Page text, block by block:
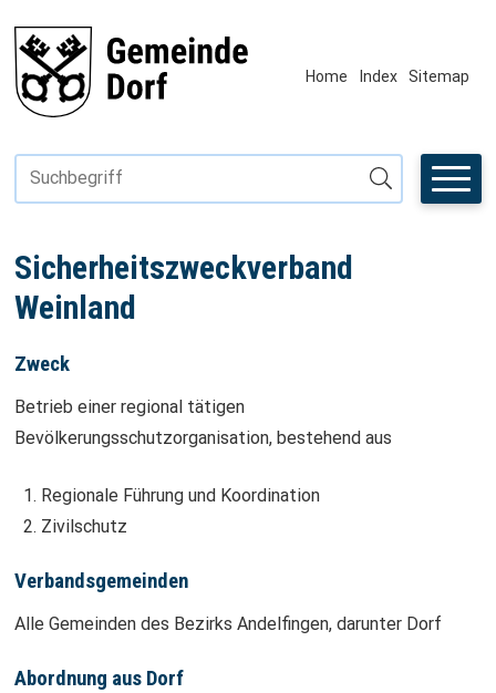
Navigieren in Fiktivhausen
Home Index Sitemap
Suchbegriff
Suche starten
Sicherheitszweckverband
Weinland
Zweck
Betrieb einer regional tätigen
Bevölkerungsschutzorganisation, bestehend aus
Regionale Führung und Koordination
Zivilschutz
Verbandsgemeinden
Alle Gemeinden des Bezirks Andelfingen, darunter Dorf
Abordnung aus Dorf